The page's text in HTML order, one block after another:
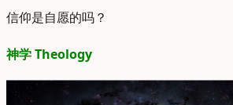
信仰是自愿的吗？
神学 Theology